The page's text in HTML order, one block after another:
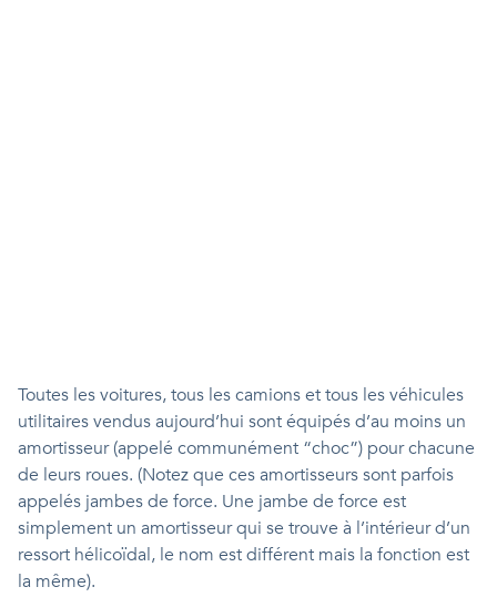
Toutes les voitures, tous les camions et tous les véhicules
utilitaires vendus aujourd’hui sont équipés d’au moins un
amortisseur (appelé communément “choc”) pour chacune
de leurs roues. (Notez que ces amortisseurs sont parfois
appelés jambes de force. Une jambe de force est
simplement un amortisseur qui se trouve à l’intérieur d’un
ressort hélicoïdal, le nom est différent mais la fonction est
la même).